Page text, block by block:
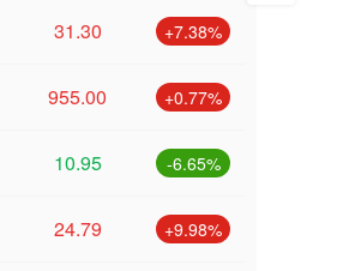
31.30 +7.38%
955.00 +0.77%
10.95 -6.65%
24.79 +9.98%